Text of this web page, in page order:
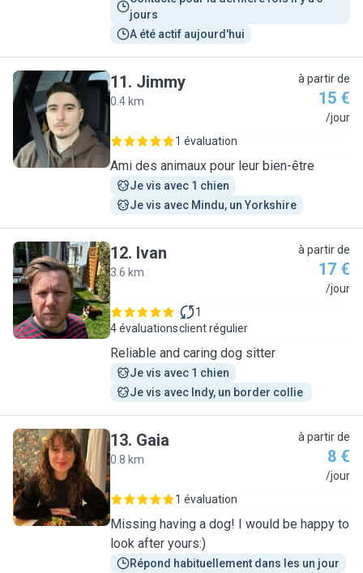
jours
A été actif aujourd'hui
J
11. Jimmy
0.4 km
à partir de
15 €
/jour
1 évaluation
Ami des animaux pour leur bien-être
Je vis avec 1 chien
Je vis avec Mindu, un Yorkshire
I
12. Ivan
3.6 km
à partir de
17 €
/jour
4 évaluations
1
client régulier
Reliable and caring dog sitter
Je vis avec 1 chien
Je vis avec Indy, un border collie
G
13. Gaia
0.8 km
à partir de
8 €
/jour
1 évaluation
Missing having a dog! I would be happy to
look after yours:)
Répond habituellement dans les un jour